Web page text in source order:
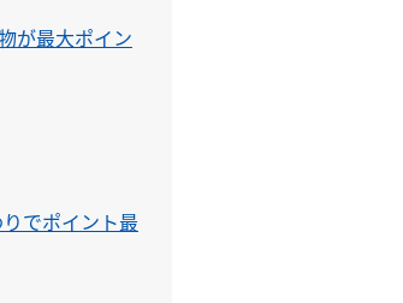
が最大ポイン
でポイント最